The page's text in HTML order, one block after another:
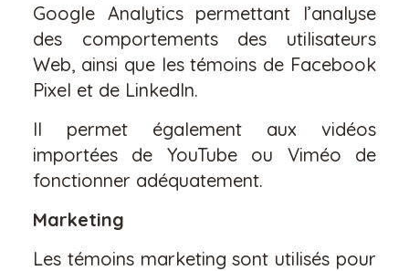
Google Analytics permettant l’analyse
des comportements des utilisateurs
Web, ainsi que les témoins de Facebook
Pixel et de LinkedIn.
Il permet également aux vidéos
importées de YouTube ou Viméo de
fonctionner adéquatement.
Marketing
Les témoins marketing sont utilisés pour